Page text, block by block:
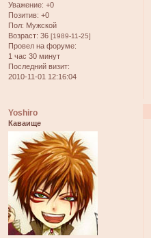
Уважение: +0
Позитив: +0
Пол: Мужской
Возраст: 36 [1989-11-25]
Провел на форуме:
1 час 30 минут
Последний визит:
2010-11-01 12:16:04
Yoshiro
Каваище